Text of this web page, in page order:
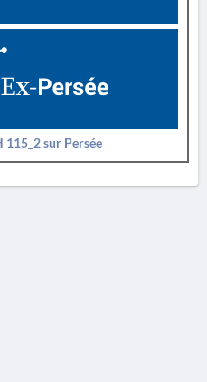
115_2 sur Persée